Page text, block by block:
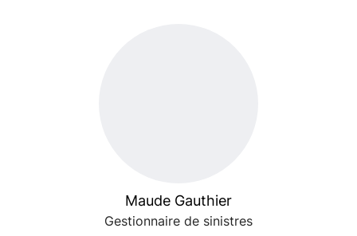
Maude Gauthier
Gestionnaire de sinistres